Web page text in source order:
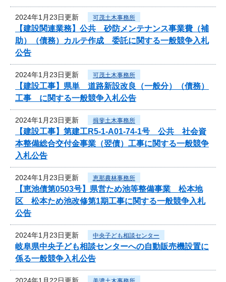
2024年1月23日更新 可茂土木事務所
【建設関連業務】公共 砂防メンテナンス事業費（補
助）（債務）カルテ作成 委託に関する一般競争入札
公告
2024年1月23日更新 可茂土木事務所
【建設工事】県単 道路新設改良（一般分）（債務）
工事 に関する一般競争入札公告
2024年1月23日更新 揖斐土木事務所
【建設工事】第建工R5-1-A01-74-1号 公共 社会資
本整備総合交付金事業（翌債）工事に関する一般競争
入札公告
2024年1月23日更新 恵那農林事務所
【恵池債第0503号】県営ため池等整備事業 松本地
区 松本ため池改修第1期工事に関する一般競争入札
公告
2024年1月23日更新 中央子ども相談センター
岐阜県中央子ども相談センターへの自動販売機設置に
係る一般競争入札公告